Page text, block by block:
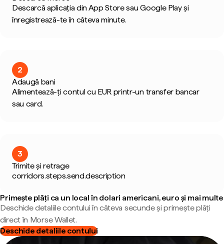
Descarcă aplicația din App Store sau Google Play și
înregistrează-te în câteva minute.
2
Adaugă bani
Alimentează-ți contul cu EUR printr-un transfer bancar
sau card.
3
Trimite și retrage
corridors.steps.send.description
Primește plăți ca un local în dolari americani, euro și mai multe
Deschide detaliile contului în câteva secunde și primește plăți
direct în Morse Wallet.
Deschide detaliile contului